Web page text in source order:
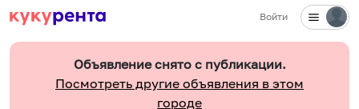
Войти
Объявление снято с публикации.
Посмотреть другие объявления в этом
городе